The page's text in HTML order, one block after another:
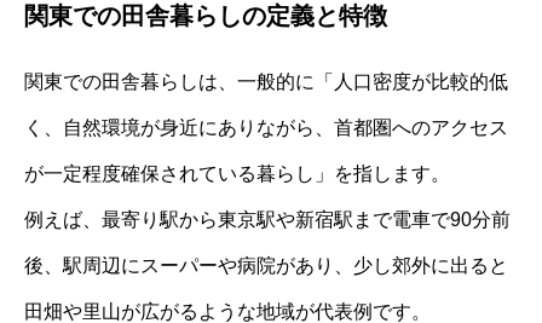
関東での田舎暮らしの定義と特徴
関東での田舎暮らしは、一般的に「人口密度が比較的低
く、自然環境が身近にありながら、首都圏へのアクセス
が一定程度確保されている暮らし」を指します。
例えば、最寄り駅から東京駅や新宿駅まで電車で90分前
後、駅周辺にスーパーや病院があり、少し郊外に出ると
田畑や里山が広がるような地域が代表例です。